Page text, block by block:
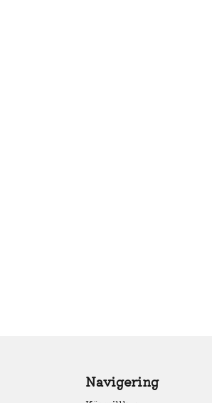
Navigering